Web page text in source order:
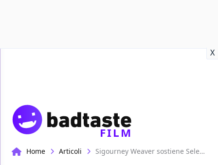
X
FILM
Home Articoli Sigourney Weaver sostiene Selena Gomez e il suo reboot di Una donna in carriera: "Vai, fallo!"